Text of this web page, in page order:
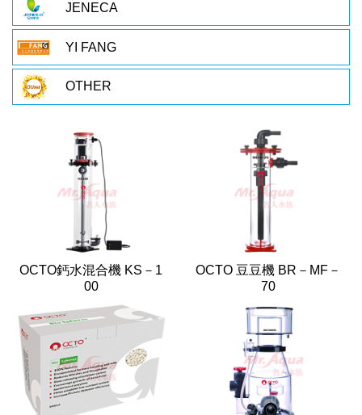
JENECA
YI FANG
OTHER
OCTO鈣水混合機 KS－1
00
OCTO 豆豆機 BR－MF－
70